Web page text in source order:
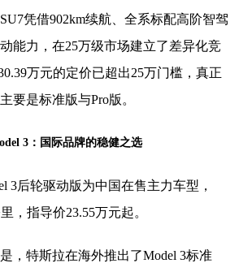
凭借902km续航、全系标配高阶智驾
能力，在25万级市场建立了差异化竞
万元的定价已超出25万门槛，真正
要是标准版与Pro版。
3：国际品牌的稳健之选
3后轮驱动版为中国在售主力车型，
，指导价23.55万元起。
，特斯拉在海外推出了Model 3标准